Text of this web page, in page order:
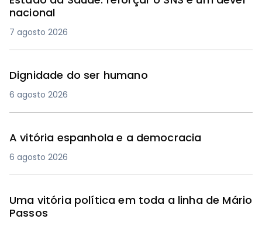
nacional
7 agosto 2026
Dignidade do ser humano
6 agosto 2026
A vitória espanhola e a democracia
6 agosto 2026
Uma vitória política em toda a linha de Mário
Passos